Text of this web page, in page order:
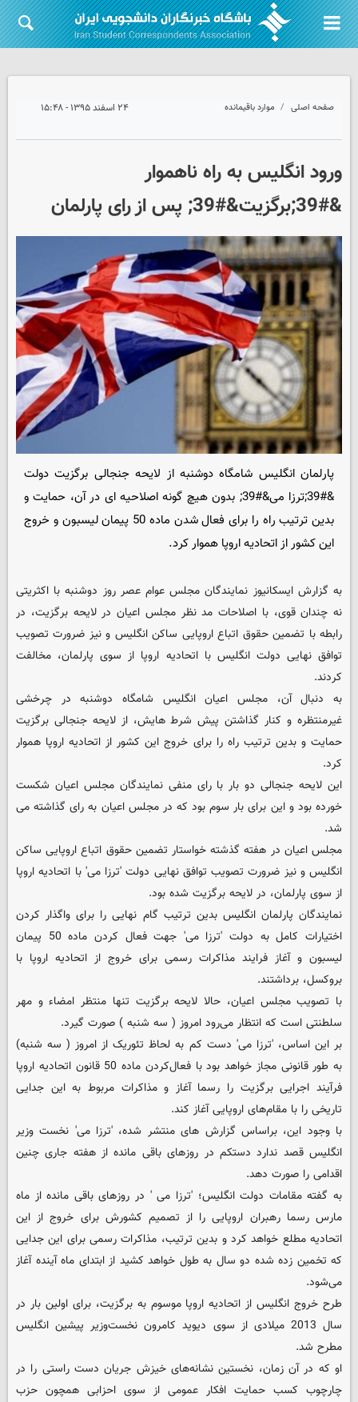
صفحه اصلی موارد باقیمانده ۲۴ اسفند ۱۳۹۵ - ۱۵:۴۸
ورود انگلیس به راه ناهموار
&#39;برگزیت&#39; پس از رای پارلمان
پارلمان انگلیس شامگاه دوشنبه از لایحه جنجالی برگزیت دولت
&#39;ترزا می&#39; بدون هیچ گونه اصلاحیه ای در آن، حمایت و
بدین ترتیب راه را برای فعال شدن ماده 50 پیمان لیسبون و خروج
این کشور از اتحادیه اروپا هموار کرد.
به گزارش ایسکانیوز نمایندگان مجلس عوام عصر روز دوشنبه با اکثریتی
نه چندان قوی، با اصلاحات مد نظر مجلس اعیان در لایحه برگزیت، در
رابطه با تضمین حقوق اتباع اروپایی ساکن انگلیس و نیز ضرورت تصویب
توافق نهایی دولت انگلیس با اتحادیه اروپا از سوی پارلمان، مخالفت
کردند.
به دنبال آن، مجلس اعیان انگلیس شامگاه دوشنبه در چرخشی
غیرمنتظره و کنار گذاشتن پیش شرط هایش، از لایحه جنجالی برگزیت
حمایت و بدین ترتیب راه را برای خروج این کشور از اتحادیه اروپا هموار
کرد.
این لایحه جنجالی دو بار با رای منفی نمایندگان مجلس اعیان شکست
خورده بود و این برای بار سوم بود که در مجلس اعیان به رای گذاشته می
شد.
مجلس اعیان در هفته گذشته خواستار تضمین حقوق اتباع اروپایی ساکن
انگلیس و نیز ضرورت تصویب توافق نهایی دولت 'ترزا می' با اتحادیه اروپا
از سوی پارلمان، در لایحه برگزیت شده بود.
نمایندگان پارلمان انگلیس بدین ترتیب گام نهایی را برای واگذار کردن
اختیارات کامل به دولت 'ترزا می' جهت فعال کردن ماده 50 پیمان
لیسبون و آغاز فرایند مذاکرات رسمی برای خروج از اتحادیه اروپا با
بروکسل، برداشتند.
با تصویب مجلس اعیان، حالا لایحه برگزیت تنها منتظر امضاء و مهر
سلطنتی است که انتظار می‌رود امروز ( سه شنبه ) صورت گیرد.
بر این اساس، 'ترزا می' دست کم به لحاظ تئوریک از امروز ( سه شنبه)
به طور قانونی مجاز خواهد بود با فعال‌کردن ماده 50 قانون اتحادیه اروپا
فرآیند اجرایی برگزیت را رسما آغاز و مذاکرات مربوط به این جدایی
تاریخی را با مقام‌های اروپایی آغاز کند.
با وجود این، براساس گزارش های منتشر شده، 'ترزا می' نخست وزیر
انگلیس قصد ندارد دستکم در روزهای باقی مانده از هفته جاری چنین
اقدامی را صورت دهد.
به گفته مقامات دولت انگلیس؛ 'ترزا می ' در روزهای باقی مانده از ماه
مارس رسما رهبران اروپایی را از تصمیم کشورش برای خروج از این
اتحادیه مطلع خواهد کرد و بدین ترتیب، مذاکرات رسمی برای این جدایی
که تخمین زده شده دو سال به طول خواهد کشید از ابتدای ماه آینده آغاز
می‌شود.
طرح خروج انگلیس از اتحادیه اروپا موسوم به برگزیت، برای اولین بار در
سال 2013 میلادی از سوی دیوید کامرون نخست‌وزیر پیشین انگلیس
مطرح شد.
او که در آن زمان، نخستین نشانه‌های خیزش جریان دست راستی را در
چارچوب کسب حمایت افکار عمومی از سوی احزابی همچون حزب